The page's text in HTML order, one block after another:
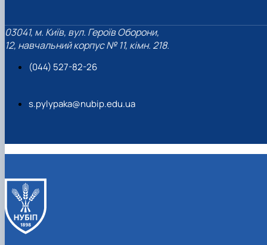
03041, м. Київ, вул. Героїв Оборони,
12, навчальний корпус № 11, кімн. 218.
(044) 527-82-26
s.pylypaka@nubip.edu.ua